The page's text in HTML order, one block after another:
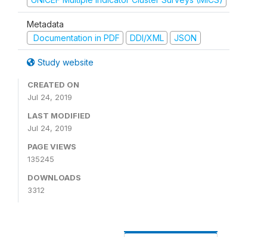
Metadata
Documentation in PDF
DDI/XML JSON
Study website
CREATED ON
Jul 24, 2019
LAST MODIFIED
Jul 24, 2019
PAGE VIEWS
135245
DOWNLOADS
3312